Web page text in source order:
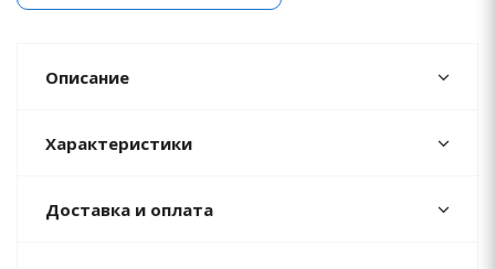
Описание
Характеристики
Доставка и оплата